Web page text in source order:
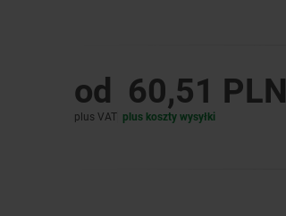
od 60,51 PLN
plus VAT plus koszty wysyłki